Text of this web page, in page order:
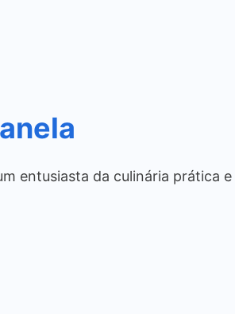
entusiasta da culinária prática e